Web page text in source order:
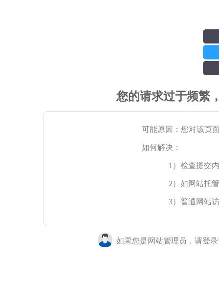
您的请求过于频繁
可能原因：您对该页
如何解决：
1）检查提交
2）如网站托
3）普通网站
如果您是网站管理员，请登